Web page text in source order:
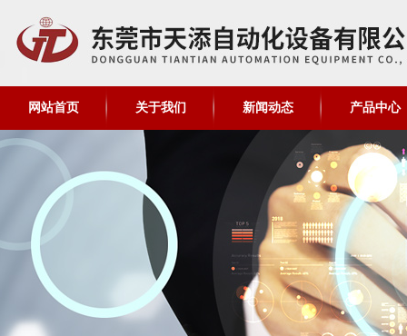
网站首页 关于我们 新闻动态 产品中心